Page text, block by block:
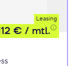
Leasing
€ / mtl.